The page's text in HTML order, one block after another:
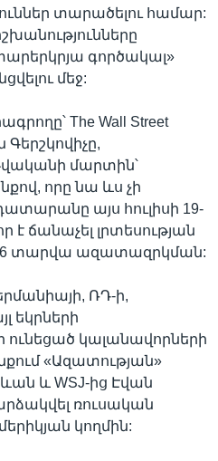
տարածելու համար:
գործակալ»
մեջ:
The Wall Street
մարտին՝
որը նա ևս չի
այս հուլիսի 19-
է ճանաչել լրտեսության
տարվա ազատազրկման:
ՌԴ-ի,
եկրների
ունեցած կալանավորների
«Ազատության»
և WSJ-ից Էվան
ռուսական
կողմին: